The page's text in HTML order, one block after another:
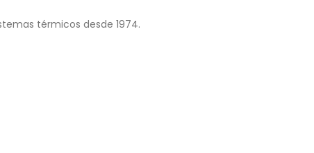
térmicos desde 1974.